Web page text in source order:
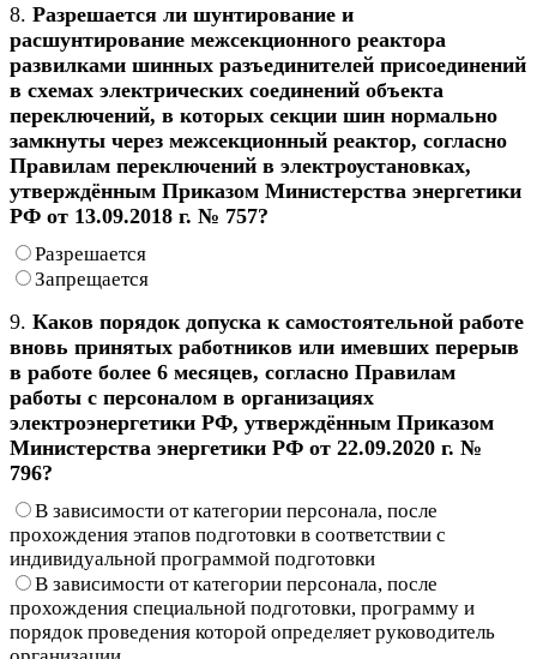
8. Разрешается ли шунтирование и
расшунтирование межсекционного реактора
развилками шинных разъединителей присоединений
в схемах электрических соединений объекта
переключений, в которых секции шин нормально
замкнуты через межсекционный реактор, согласно
Правилам переключений в электроустановках,
утверждённым Приказом Министерства энергетики
РФ от 13.09.2018 г. № 757?
Разрешается
Запрещается
9. Каков порядок допуска к самостоятельной работе
вновь принятых работников или имевших перерыв
в работе более 6 месяцев, согласно Правилам
работы с персоналом в организациях
электроэнергетики РФ, утверждённым Приказом
Министерства энергетики РФ от 22.09.2020 г. №
796?
В зависимости от категории персонала, после
прохождения этапов подготовки в соответствии с
индивидуальной программой подготовки
В зависимости от категории персонала, после
прохождения специальной подготовки, программу и
порядок проведения которой определяет руководитель